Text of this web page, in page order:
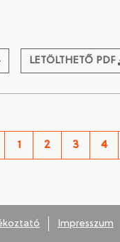
LETÖLTHETŐ PDF
1 2 3 4
Impresszum